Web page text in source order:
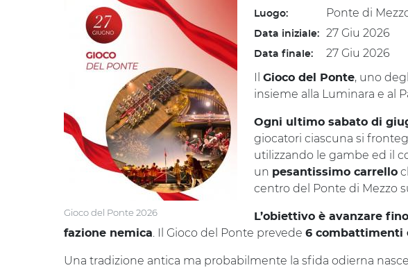
Gioco del Ponte 2026
Luogo: Ponte di
Data iniziale: 27 Giu 2026
Data finale:
27 Giu 2026
Il Gioco del Ponte, uno
insieme alla Luminara e al
Ogni ultimo sabato di
giocatori ciascuna si
utilizzando le gambe ed il
un pesantissimo carrello
centro del Ponte di Mezzo
L’obiettivo è avanzare
fazione nemica. Il Gioco del Ponte prevede 6 combattimenti
Una tradizione antica ma probabilmente la sfida odierna